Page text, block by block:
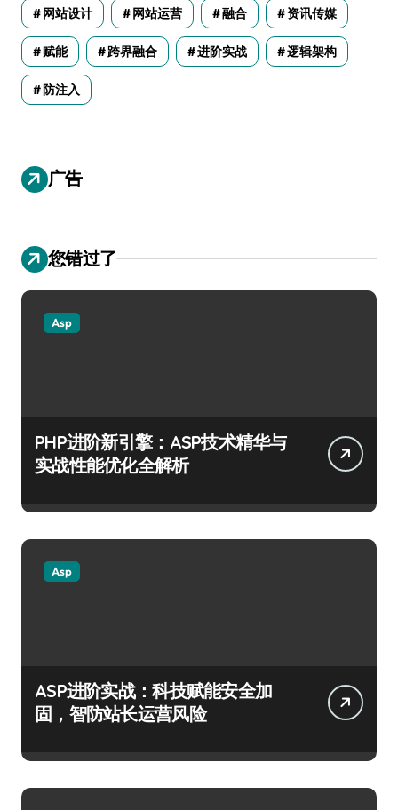
网站设计 网站运营 融合 资讯传媒
赋能 跨界融合 进阶实战 逻辑架构
防注入
广告
您错过了
Asp
PHP进阶新引擎：ASP技术精华与
实战性能优化全解析
Asp
ASP进阶实战：科技赋能安全加
固，智防站长运营风险